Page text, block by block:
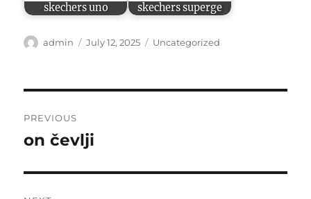
skechers uno skechers superge
Author
admin
Posted
July 12, 2025 Categories
Uncategorized
navigation
PREVIOUS
Previous
on čevlji